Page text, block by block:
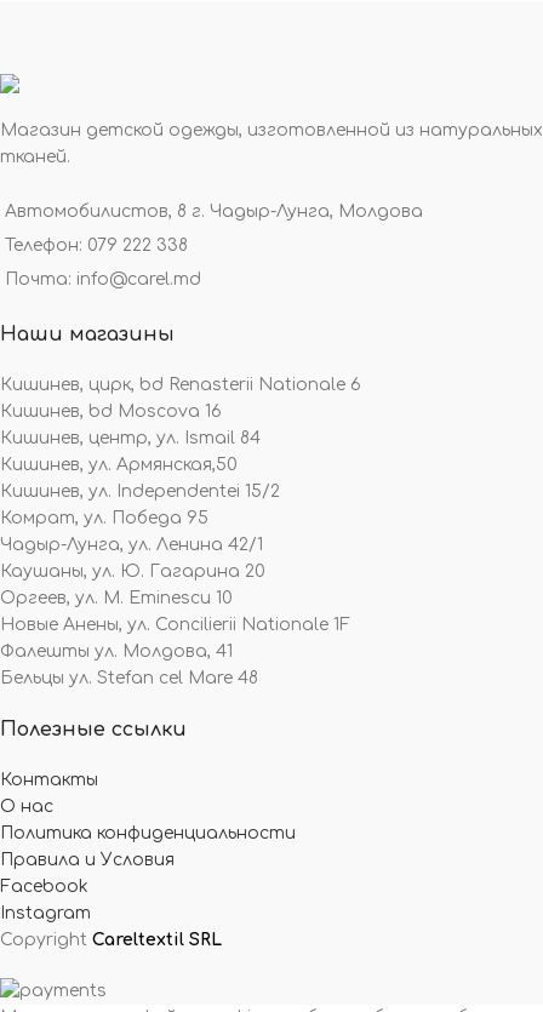
Магазин детской одежды, изготовленной из натуральных
тканей.
Автомобилистов, 8 г. Чадыр-Лунга, Молдова
Телефон: 079 222 338
Почта: info@carel.md
Наши магазины
Кишинев, цирк, bd Renasterii Nationale 6
Кишинев, bd Moscova 16
Кишинев, центр, ул. Ismail 84
Кишинев, ул. Армянская,50
Кишинев, ул. Independentei 15/2
Комрат, ул. Победа 95
Чадыр-Лунга, ул. Ленина 42/1
Каушаны, ул. Ю. Гагарина 20
Оргеев, ул. M. Eminescu 10
Новые Анены, ул. Concilierii Nationale 1F
Фалешты ул. Молдова, 41
Бельцы ул. Stefan cel Mare 48
Полезные ссылки
Контакты
О нас
Политика конфиденциальности
Правила и Условия
Facebook
Instagram
Copyright Careltextil SRL